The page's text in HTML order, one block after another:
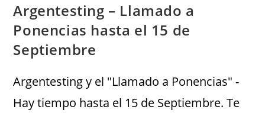
Argentesting – Llamado a
Ponencias hasta el 15 de
Septiembre
Argentesting y el "Llamado a Ponencias" -
Hay tiempo hasta el 15 de Septiembre. Te